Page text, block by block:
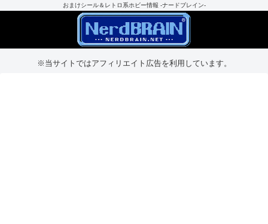
おまけシール＆レトロ系ホビー情報 -ナードブレイン-
※当サイトではアフィリエイト広告を利用しています。